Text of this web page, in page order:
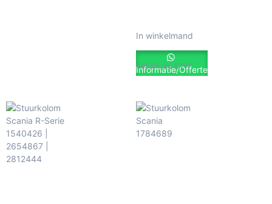
€95.00 ex. BTW
In winkelmand
Informatie/Offerte